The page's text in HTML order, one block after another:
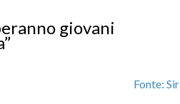
giovani
Fonte: Sir